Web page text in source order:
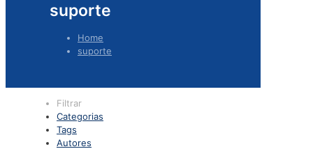
suporte
Home
suporte
Filtrar
Categorias
Tags
Autores